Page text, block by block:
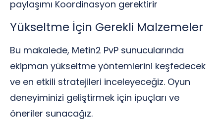
paylaşımı Koordinasyon gerektirir
Yükseltme İçin Gerekli Malzemeler
Bu makalede, Metin2 PvP sunucularında
ekipman yükseltme yöntemlerini keşfedecek
ve en etkili stratejileri inceleyeceğiz. Oyun
deneyiminizi geliştirmek için ipuçları ve
öneriler sunacağız.